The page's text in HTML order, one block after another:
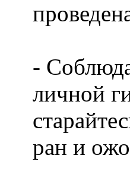
-
личной
ран и